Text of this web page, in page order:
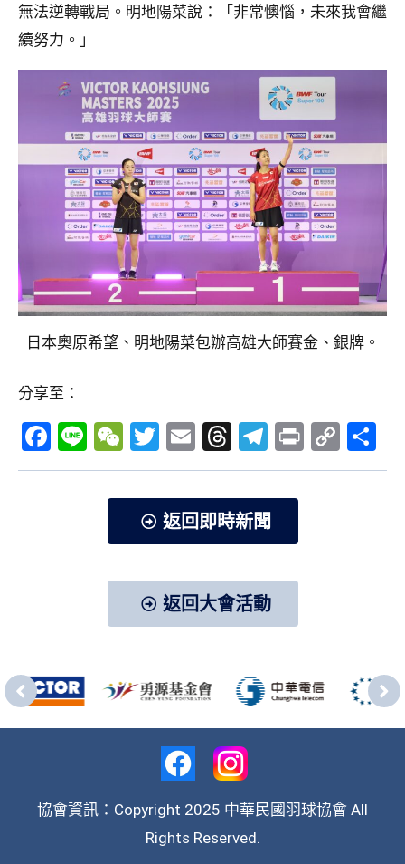
無法逆轉戰局。明地陽菜說：「非常懊惱，未來我會繼
續努力。」
日本奧原希望、明地陽菜包辦高雄大師賽金、銀牌。
分享至：
Facebook
LineWeChat
Twitter
EmailThreads
Telegram
PrintCopy
Link
享
返回即時新聞
返回大會活動
協會資訊：Copyright 2025 中華民國羽球協會 All
Rights Reserved.